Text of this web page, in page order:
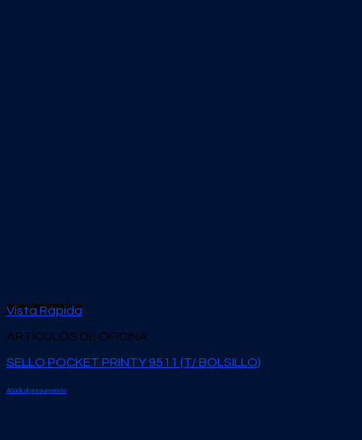
Vista Rápida
ARTÍCULOS DE OFICINA
SELLO POCKET PRINTY 9511 (T/ BOLSILLO)
Añadir al presupuesto